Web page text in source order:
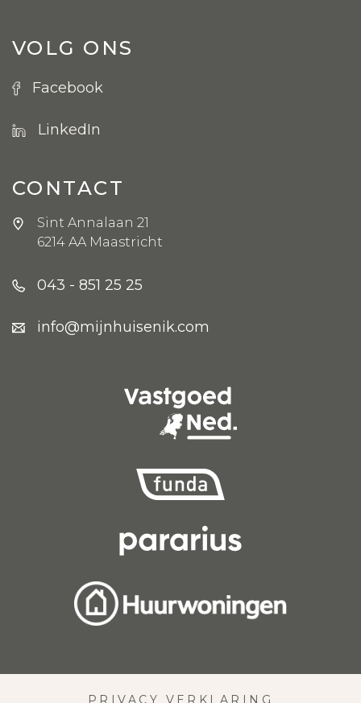
VOLG ONS
Facebook
LinkedIn
CONTACT
Sint Annalaan 21
6214 AA Maastricht
043 - 851 25 25
info@mijnhuisenik.com